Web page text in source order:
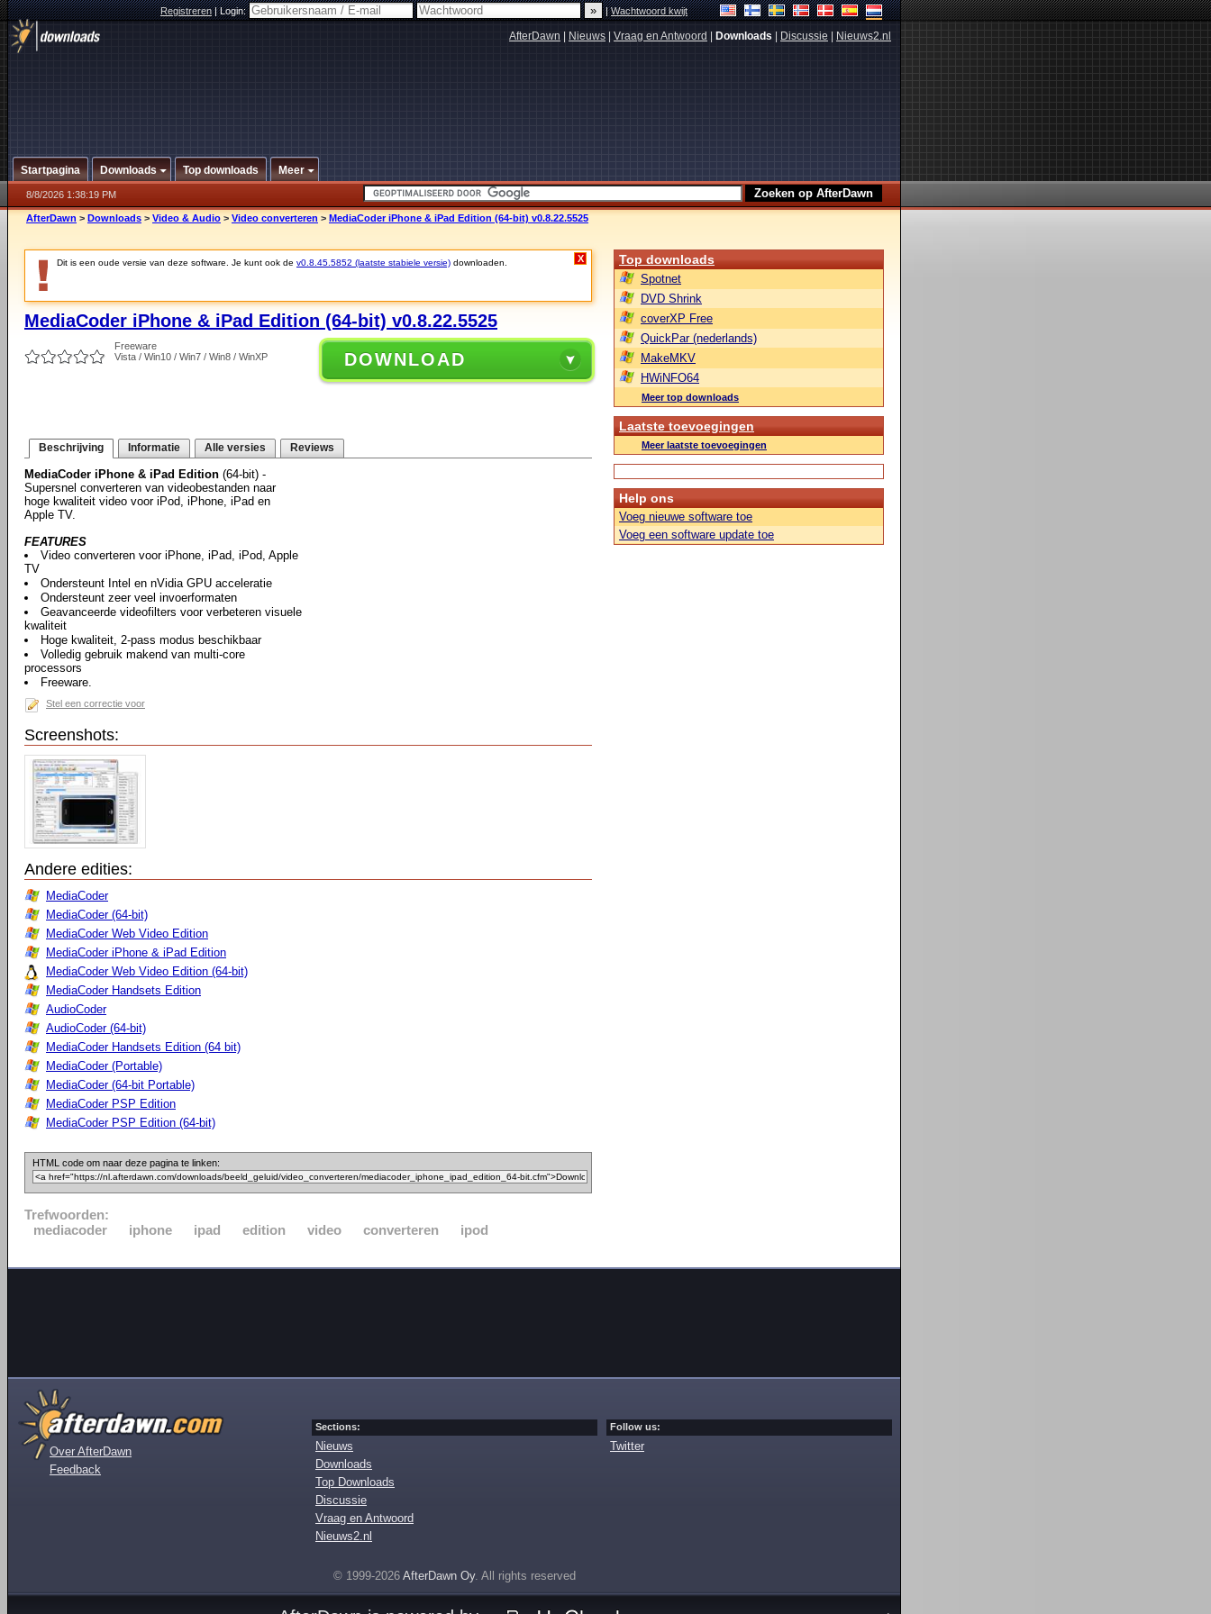
Registreren|Login: |Wachtwoord kwijt
AfterDawn Nieuws Vraag en Antwoord Downloads Discussie Nieuws2.nl
Startpagina Downloads Top downloads Meer
8/8/2026 1:38:19 PM
AfterDawn > Downloads > Video & Audio > Video converteren > MediaCoder iPhone & iPad Edition (64-bit) v0.8.22.5525
Dit is een oude versie van deze software. Je kunt ook de v0.8.45.5852 (laatste stabiele versie) downloaden. X
MediaCoder iPhone & iPad Edition (64-bit) v0.8.22.5525
Freeware
Vista / Win10 / Win7 / Win8 / WinXP
DOWNLOAD
Beschrijving Informatie Alle versies Reviews
MediaCoder iPhone & iPad Edition (64-bit) -
Supersnel converteren van videobestanden naar
hoge kwaliteit video voor iPod, iPhone, iPad en
Apple TV.
FEATURES
Video converteren voor iPhone, iPad, iPod, Apple
TV
Ondersteunt Intel en nVidia GPU acceleratie
Ondersteunt zeer veel invoerformaten
Geavanceerde videofilters voor verbeteren visuele
kwaliteit
Hoge kwaliteit, 2-pass modus beschikbaar
Volledig gebruik makend van multi-core
processors
Freeware.
Stel een correctie voor
Screenshots:
Andere edities:
MediaCoder
MediaCoder (64-bit)
MediaCoder Web Video Edition
MediaCoder iPhone & iPad Edition
MediaCoder Web Video Edition (64-bit)
MediaCoder Handsets Edition
AudioCoder
AudioCoder (64-bit)
MediaCoder Handsets Edition (64 bit)
MediaCoder (Portable)
MediaCoder (64-bit Portable)
MediaCoder PSP Edition
MediaCoder PSP Edition (64-bit)
HTML code om naar deze pagina te linken:
Trefwoorden:
mediacoder
iphone ipad edition video converteren ipod
Top downloads
Spotnet
DVD Shrink
coverXP Free
QuickPar (nederlands)
MakeMKV
HWiNFO64
Meer top downloads
Laatste toevoegingen
Meer laatste toevoegingen
Help ons
Voeg nieuwe software toe
Voeg een software update toe
Over AfterDawn
Feedback
Sections:
Nieuws
Downloads
Top Downloads
Discussie
Vraag en Antwoord
Nieuws2.nl
Follow us:
Twitter
© 1999-2026 AfterDawn Oy. All rights reserved